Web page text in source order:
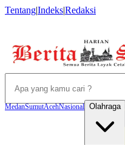
Tentang|Indeks|Redaksi
MedanSumutAcehNasional Olahraga